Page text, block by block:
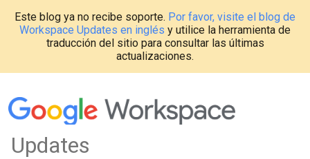
Este blog ya no recibe soporte. Por favor, visite el blog de
Workspace Updates en inglés y utilice la herramienta de
traducción del sitio para consultar las últimas
actualizaciones.
Updates